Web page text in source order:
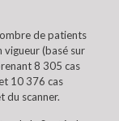
de patients
(basé sur
8 305 cas
10 376 cas
du scanner.